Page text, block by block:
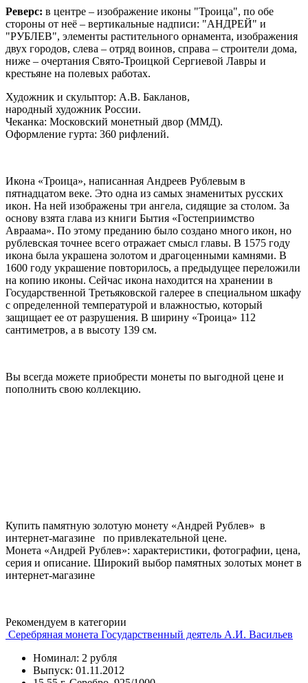
Реверс: в центре – изображение иконы "Троица", по обе
стороны от неё – вертикальные надписи: "АНДРЕЙ" и
"РУБЛЕВ", элементы растительного орнамента, изображения
двух городов, слева – отряд воинов, справа – строители дома,
ниже – очертания Свято-Троицкой Сергиевой Лавры и
крестьяне на полевых работах.
Художник и скульптор: А.В. Бакланов,
народный художник России.
Чеканка: Московский монетный двор (ММД).
Оформление гурта: 360 рифлений.
Икона «Троица», написанная Андреев Рублевым в
пятнадцатом веке. Это одна из самых знаменитых русских
икон. На ней изображены три ангела, сидящие за столом. За
основу взята глава из книги Бытия «Гостеприимство
Авраама». По этому преданию было создано много икон, но
рублевская точнее всего отражает смысл главы. В 1575 году
икона была украшена золотом и драгоценными камнями. В
1600 году украшение повторилось, а предыдущее переложили
на копию иконы. Сейчас икона находится на хранении в
Государственной Третьяковской галерее в специальном шкафу
с определенной температурой и влажностью, который
защищает ее от разрушения. В ширину «Троица» 112
сантиметров, а в высоту 139 см.
Вы всегда можете приобрести монеты по выгодной цене и
пополнить свою коллекцию.
Купить памятную золотую монету «Андрей Рублев» в
интернет-магазине по привлекательной цене.
Монета «Андрей Рублев»: характеристики, фотографии, цена,
серия и описание. Широкий выбор памятных золотых монет в
интернет-магазине
Рекомендуем в категории
Серебряная монета Государственный деятель А.И. Васильев
Номинал: 2 рубля
Выпуск: 01.11.2012